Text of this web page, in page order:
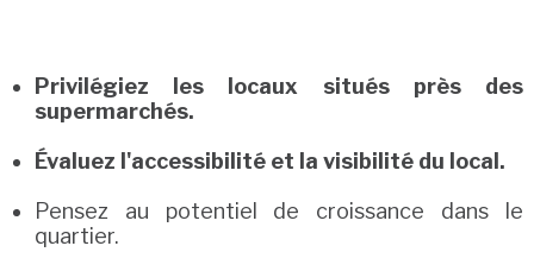
Privilégiez les locaux situés près des
supermarchés.
Évaluez l'accessibilité et la visibilité du local.
Pensez au potentiel de croissance dans le
quartier.